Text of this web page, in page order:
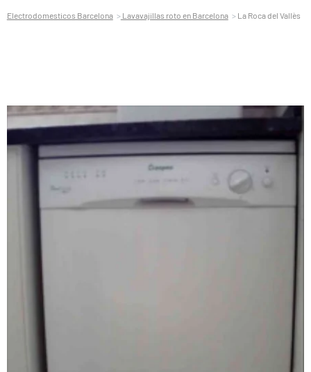
Electrodomesticos Barcelona Lavavajillas roto en Barcelona La Roca del Vallès